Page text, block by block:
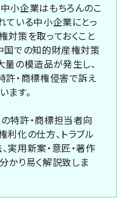
小企業はもちろんのこ
ている中小企業にとっ
対策を取っておくこと
国での知的財産権対策
量の模造品が発生し、
許・商標権侵害で訴え
ます。
特許・商標担当者向
利化の仕方、トラブル
実用新案・意匠・著作
かり易く解説致しま